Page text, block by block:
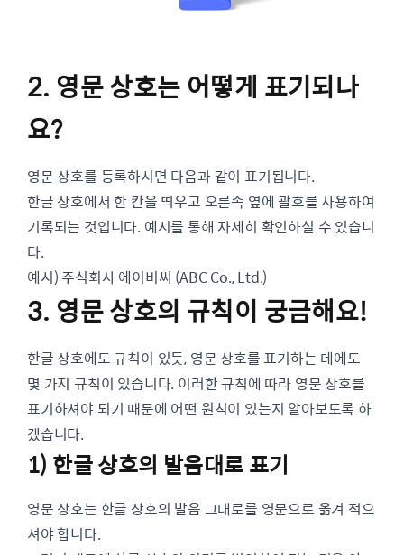
2. 영문 상호는 어떻게 표기되나
요?
영문 상호를 등록하시면 다음과 같이 표기됩니다.
한글 상호에서 한 칸을 띄우고 오른족 옆에 괄호를 사용하여
기록되는 것입니다. 예시를 통해 자세히 확인하실 수 있습니
다.
예시) 주식회사 에이비씨 (ABC Co., Ltd.)
3. 영문 상호의 규칙이 궁금해요!
한글 상호에도 규칙이 있듯, 영문 상호를 표기하는 데에도
몇 가지 규칙이 있습니다. 이러한 규칙에 따라 영문 상호를
표기하셔야 되기 때문에 어떤 원칙이 있는지 알아보도록 하
겠습니다.
1) 한글 상호의 발음대로 표기
영문 상호는 한글 상호의 발음 그대로를 영문으로 옮겨 적으
셔야 합니다.